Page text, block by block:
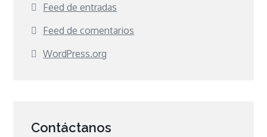
Feed de entradas
Feed de comentarios
WordPress.org
Contáctanos